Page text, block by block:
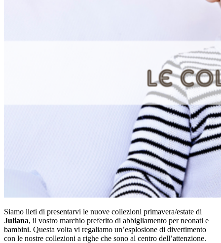
Siamo lieti di presentarvi le nuove collezioni primavera/estate di
Juliana, il vostro marchio preferito di abbigliamento per neonati e
bambini. Questa volta vi regaliamo un’esplosione di divertimento
con le nostre collezioni a righe che sono al centro dell’attenzione.